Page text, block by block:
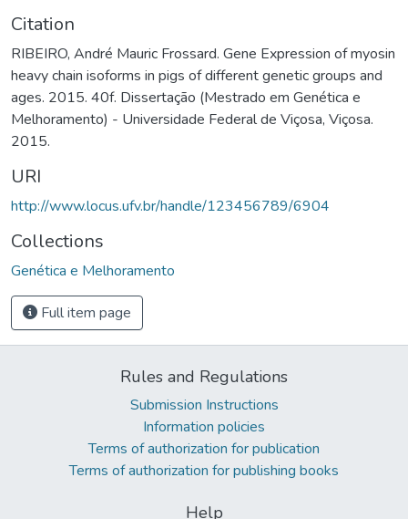
Citation
RIBEIRO, André Mauric Frossard. Gene Expression of myosin
heavy chain isoforms in pigs of different genetic groups and
ages. 2015. 40f. Dissertação (Mestrado em Genética e
Melhoramento) - Universidade Federal de Viçosa, Viçosa.
2015.
URI
http://www.locus.ufv.br/handle/123456789/6904
Collections
Genética e Melhoramento
Full item page
Rules and Regulations
Submission Instructions
Information policies
Terms of authorization for publication
Terms of authorization for publishing books
Help